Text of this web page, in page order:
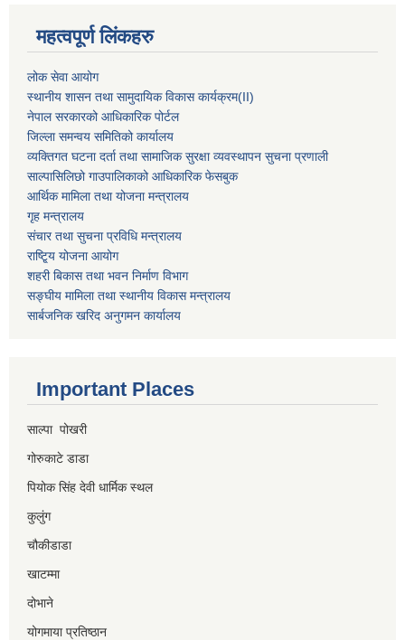
महत्वपूर्ण लिंकहरु
लोक सेवा आयोग
स्थानीय शासन तथा सामुदायिक विकास कार्यक्रम(II)
नेपाल सरकारको आधिकारिक पोर्टल
जिल्ला समन्वय समितिको कार्यालय
व्यक्तिगत घटना दर्ता तथा सामाजिक सुरक्षा व्यवस्थापन सुचना प्रणाली
साल्पासिलिछो गाउपालिकाको आधिकारिक फेसबुक
आर्थिक मामिला तथा योजना मन्त्रालय
गृह मन्त्रालय
संचार तथा सुचना प्रविधि मन्त्रालय
राष्टि्ृय योजना आयोग
शहरी बिकास तथा भवन निर्माण विभाग
सङ्घीय मामिला तथा स्थानीय विकास मन्त्रालय
सार्बजनिक खरिद अनुगमन कार्यालय
Important Places
साल्पा पोखरी
गोरुकाटे डाडा
पियोक सिंह देवी धार्मिक स्थल
कुलुंग
चौकीडाडा
खाटम्मा
दोभाने
योगमाया प्रतिष्ठान